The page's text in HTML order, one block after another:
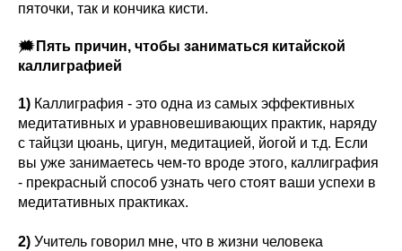
пяточки, так и кончика кисти.
🗯 Пять причин, чтобы заниматься китайской
каллиграфией
1) Каллиграфия - это одна из самых эффективных
медитативных и уравновешивающих практик, наряду
с тайцзи цюань, цигун, медитацией, йогой и т.д. Если
вы уже занимаетесь чем-то вроде этого, каллиграфия
- прекрасный способ узнать чего стоят ваши успехи в
медитативных практиках.
2) Учитель говорил мне, что в жизни человека